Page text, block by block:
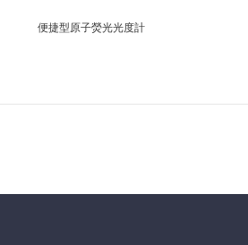
便捷型原子熒光光度計